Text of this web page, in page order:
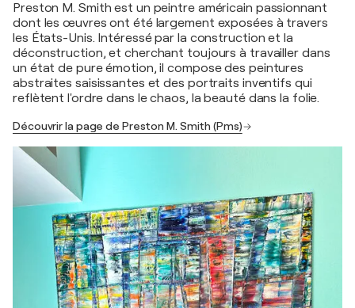
Preston M. Smith est un peintre américain passionnant
dont les œuvres ont été largement exposées à travers
les États-Unis. Intéressé par la construction et la
déconstruction, et cherchant toujours à travailler dans
un état de pure émotion, il compose des peintures
abstraites saisissantes et des portraits inventifs qui
reflètent l'ordre dans le chaos, la beauté dans la folie.
Découvrir la page de Preston M. Smith (Pms)